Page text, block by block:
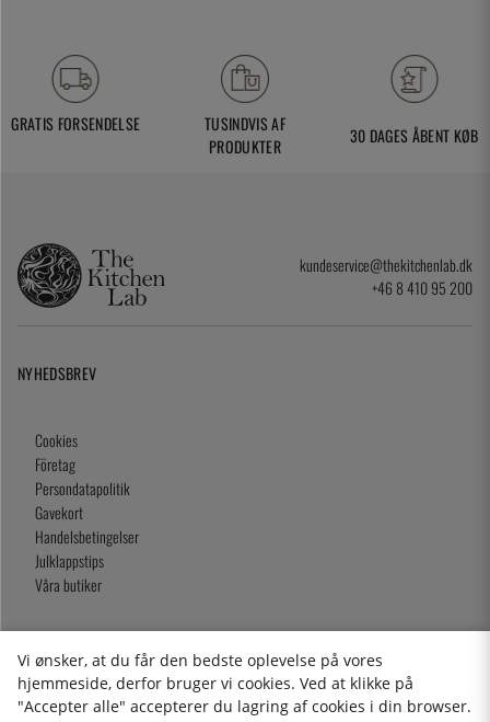
GRATIS FORSENDELSE
TUSINDVIS AF
PRODUKTER
30 DAGES ÅBENT KØB
kundeservice@thekitchenlab.dk
+46 8 410 95 200
NYHEDSBREV
Cookies
Företag
Persondatapolitik
Gavekort
Handelsbetingelser
Julklappstips
Våra butiker
2026 KitchenLab AB
Vi ønsker, at du får den bedste oplevelse på vores
hjemmeside, derfor bruger vi cookies. Ved at klikke på
"Accepter alle" accepterer du lagring af cookies i din browser.